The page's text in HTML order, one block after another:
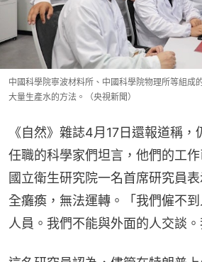
中國科學院寧波材料所、中國科學院物理所等組成
大量生產水的方法。（央視新聞）
《自然》雜誌4月17日還報道稱
任職的科學家們坦言，他們的工
國立衛生研究院一名首席研究員
全癱瘓，無法運轉。「我們僱不
人員。我們不能與外面的人交談。